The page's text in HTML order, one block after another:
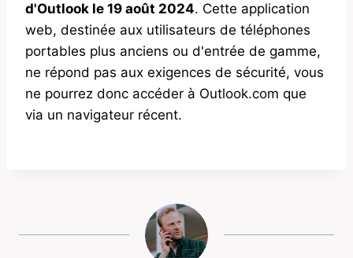
d'Outlook le 19 août 2024. Cette application
web, destinée aux utilisateurs de téléphones
portables plus anciens ou d'entrée de gamme,
ne répond pas aux exigences de sécurité, vous
ne pourrez donc accéder à Outlook.com que
via un navigateur récent.